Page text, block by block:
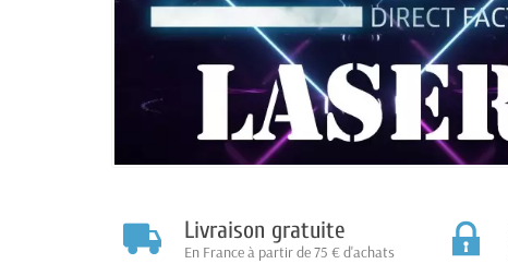
Livraison gratuite
En France à partir de 75 € d'achats